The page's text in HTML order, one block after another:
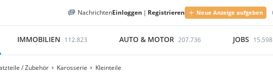
NachrichtenEinloggen | Registrieren Neue Anzeige aufgeben
IMMOBILIEN 112.823 AUTO & MOTOR 207.736 JOBS 15.598
/ Zubehör Karosserie Kleinteile